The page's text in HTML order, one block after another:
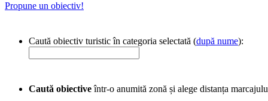
Propune un obiectiv!
Caută obiectiv turistic în categoria selectată (după nume):
Caută obiectiveîntr-o anumită zonă și alege distanța